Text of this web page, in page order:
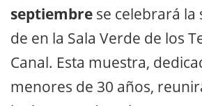
septiembre se celebrará la
de en la Sala Verde de los
Canal. Esta muestra,
menores de 30 años,